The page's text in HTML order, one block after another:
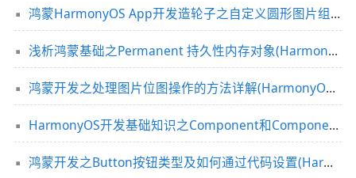
鸿蒙HarmonyOS App开发造轮子之自定义圆形图片组件的实例代码
浅析鸿蒙基础之Permanent 持久性内存对象(HarmonyOS鸿蒙开发基础知识)
鸿蒙开发之处理图片位图操作的方法详解(HarmonyOS鸿蒙开发基础知识)
HarmonyOS开发基础知识之Component和ComponentContainer区别(鸿蒙教程)
鸿蒙开发之Button按钮类型及如何通过代码设置(HarmonyOS鸿蒙开发基础知识)